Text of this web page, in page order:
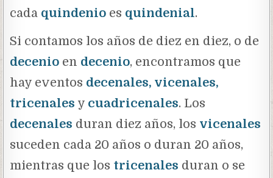
cada quindenio es quindenial.
Si contamos los años de diez en diez, o de
decenio en decenio, encontramos que
hay eventos decenales, vicenales,
tricenales y cuadricenales. Los
decenales duran diez años, los vicenales
suceden cada 20 años o duran 20 años,
mientras que los tricenales duran o se